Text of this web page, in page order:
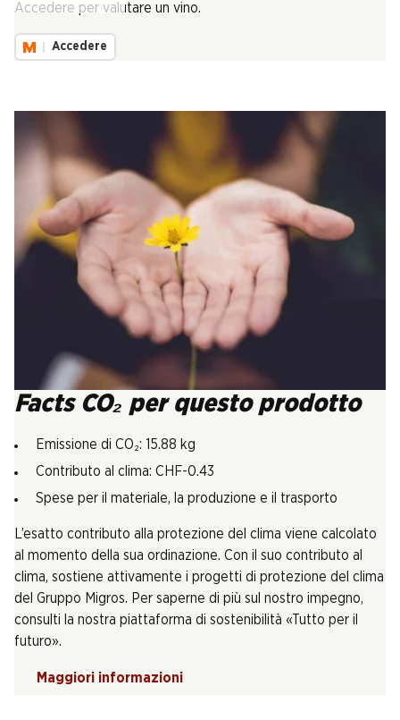
Accedere per valutare un vino.
Accedere
Facts CO₂ per questo prodotto
Emissione di CO₂: 15.88 kg
Contributo al clima: CHF-0.43
Spese per il materiale, la produzione e il trasporto
L’esatto contributo alla protezione del clima viene calcolato
al momento della sua ordinazione. Con il suo contributo al
clima, sostiene attivamente i progetti di protezione del clima
del Gruppo Migros. Per saperne di più sul nostro impegno,
consulti la nostra piattaforma di sostenibilità «Tutto per il
futuro».
Maggiori informazioni